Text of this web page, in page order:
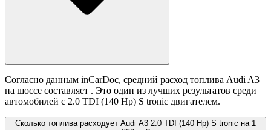
Согласно данным inCarDoc, средний расход топлива Audi A3
на шоссе составляет . Это один из лучших результатов среди
автомобилей с 2.0 TDI (140 Hp) S tronic двигателем.
Сколько топлива расходует Audi A3 2.0 TDI (140 Hp) S tronic на 1